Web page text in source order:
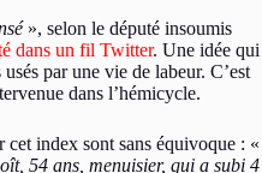
», selon le député insoumis
dans un fil Twitter. Une idée qui
par une vie de labeur. C’est
dans l’hémicycle.
cet index sont sans équivoque : «
54 ans, menuisier, qui a subi 4